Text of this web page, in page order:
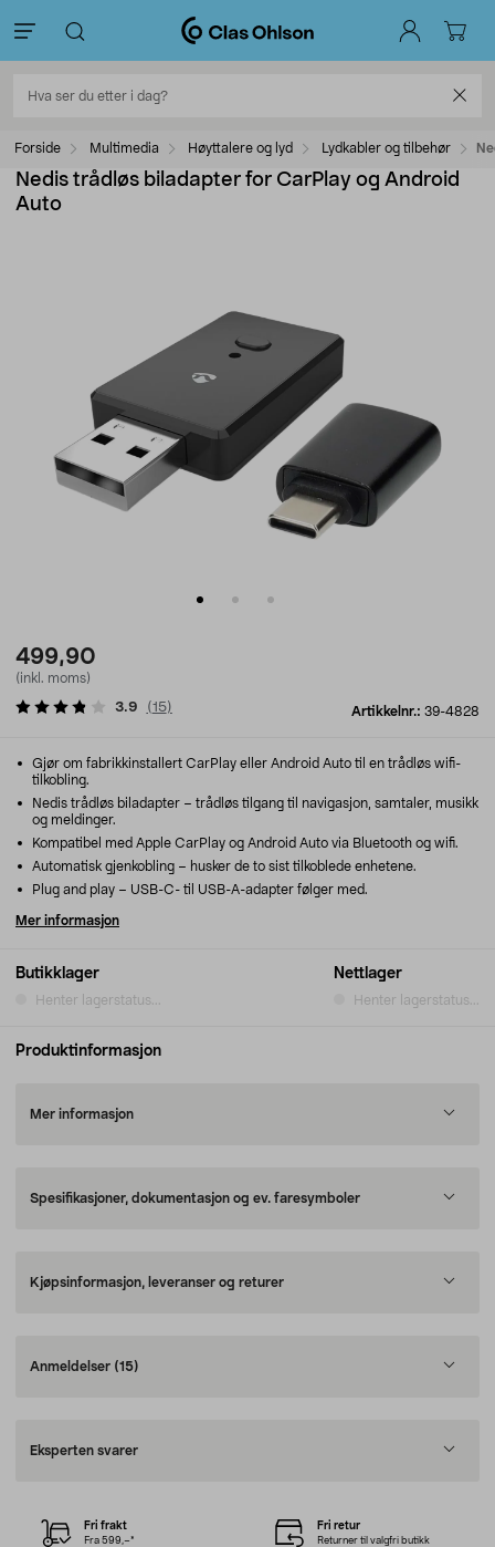
Forside Multimedia Høyttalere og lyd Lydkabler og tilbehør
Nedis trådløs biladapter for CarPlay og Android
Auto
499,90
(inkl. moms)
Artikkelnr.: 39-4828
3.9 (15)
Butikklager
Henter lagerstatus...
Nettlager
Henter lagerstatus...
Gjør om fabrikkinstallert CarPlay eller Android Auto til en trådløs wifi-
tilkobling.
Nedis trådløs biladapter – trådløs tilgang til navigasjon, samtaler, musikk
og meldinger.
Kompatibel med Apple CarPlay og Android Auto via Bluetooth og wifi.
Automatisk gjenkobling – husker de to sist tilkoblede enhetene.
Plug and play – USB-C- til USB-A-adapter følger med.
Mer informasjon
Produktinformasjon
Mer informasjon
Spesifikasjoner, dokumentasjon og ev. faresymboler
Kjøpsinformasjon, leveranser og returer
Anmeldelser (15)
Eksperten svarer
Fri frakt
Fra 599,–*
Fri retur
Returner til valgfri butikk